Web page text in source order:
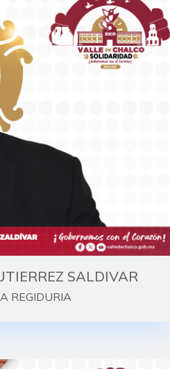
SALDIVAR
REGIDURIA